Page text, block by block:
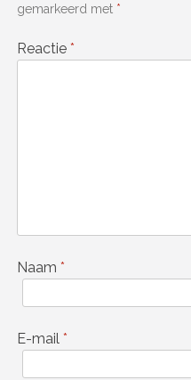
gemarkeerd met *
Reactie *
Naam *
E-mail *